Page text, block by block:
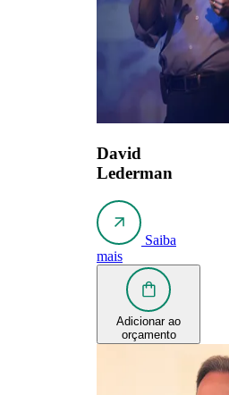
David
Lederman
Saiba
mais
Adicionar ao
orçamento